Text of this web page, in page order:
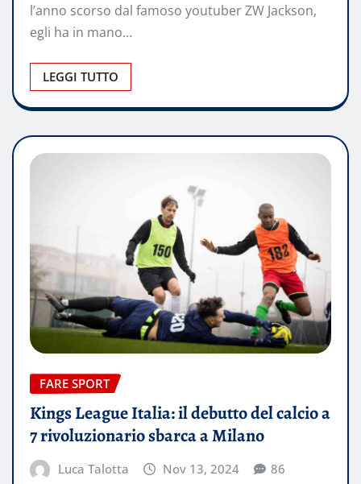
l’anno scorso dal famoso youtuber ZW Jackson,
egli ha in mano…
LEGGI TUTTO
FARE SPORT
Kings League Italia: il debutto del calcio a
7 rivoluzionario sbarca a Milano
Luca Talotta Nov 13, 2024 86